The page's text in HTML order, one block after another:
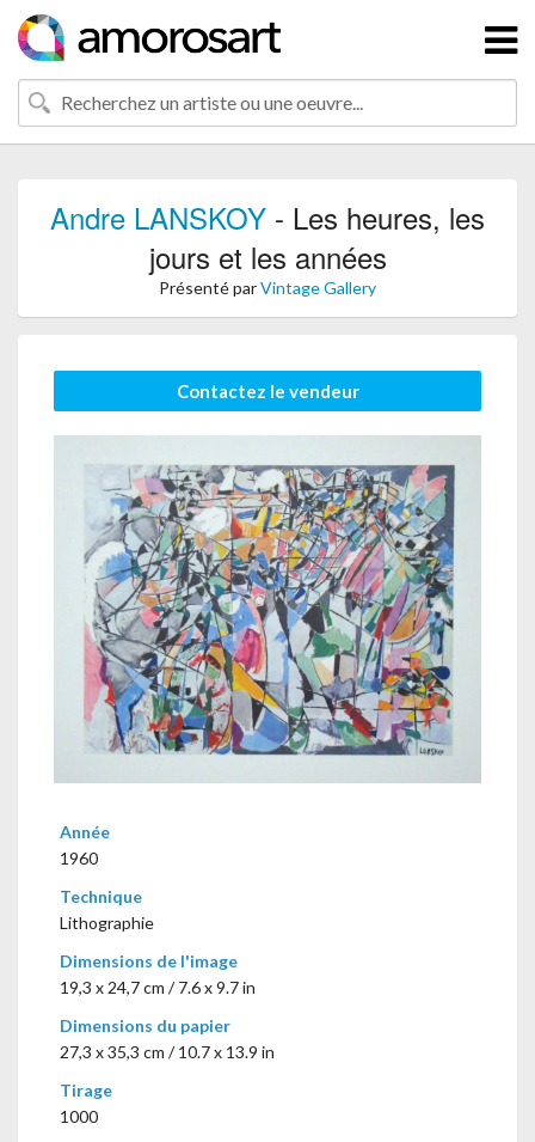
Andre LANSKOY - Les heures, les
jours et les années
Présenté parVintage Gallery
Contactez le vendeur
Année
1960
Technique
Lithographie
Dimensions de l'image
19,3 x 24,7 cm / 7.6 x 9.7 in
Dimensions du papier
27,3 x 35,3 cm / 10.7 x 13.9 in
Tirage
1000